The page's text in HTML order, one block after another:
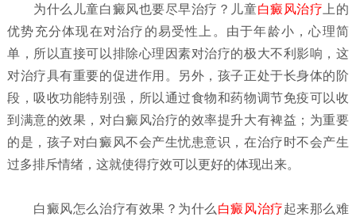
为什么儿童白癜风也要尽早治疗？ 儿童白癜风治疗 上的
优势充分体现在对治疗的易受性上。由于年龄小，心理简
单，所以直接可以排除心理因素对治疗的极大不利影响，这
对治疗具有重要的促进作用。另外，孩子正处于长身体的阶
段，吸收功能特别强，所以通过食物和药物调节免疫可以收
到满意的效果，对白癜风治疗的效率提升大有裨益；为重要
的是，孩子对白癜风不会产生忧患意识，在治疗时不会产生
过多排斥情绪，这就使得疗效可以更好的体现出来。
白癜风怎么治疗有效果？ 为什么 白癜风治疗起来那么难